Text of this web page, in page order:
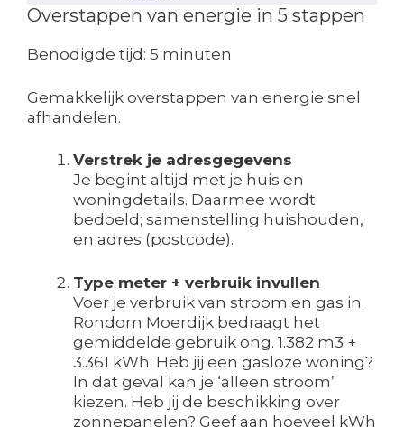
Overstappen van energie in 5 stappen
Benodigde tijd: 5 minuten
Gemakkelijk overstappen van energie snel
afhandelen.
Verstrek je adresgegevens
Je begint altijd met je huis en
woningdetails. Daarmee wordt
bedoeld; samenstelling huishouden,
en adres (postcode).
Type meter + verbruik invullen
Voer je verbruik van stroom en gas in.
Rondom Moerdijk bedraagt het
gemiddelde gebruik ong. 1.382 m3 +
3.361 kWh. Heb jij een gasloze woning?
In dat geval kan je ‘alleen stroom’
kiezen. Heb jij de beschikking over
zonnepanelen? Geef aan hoeveel kWh